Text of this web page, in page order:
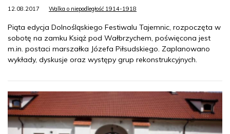
12.08.2017 Walka o niepodległość 1914-1918
Piąta edycja Dolnośląskiego Festiwalu Tajemnic, rozpoczęta w
sobotę na zamku Książ pod Wałbrzychem, poświęcona jest
m.in. postaci marszałka Józefa Piłsudskiego. Zaplanowano
wykłady, dyskusje oraz występy grup rekonstrukcyjnych.